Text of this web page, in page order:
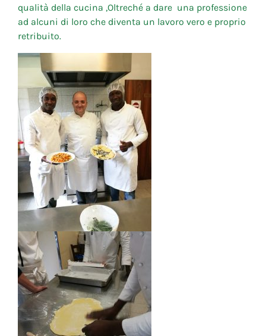
qualità della cucina ,Oltreché a dare una professione
ad alcuni di loro che diventa un lavoro vero e proprio
retribuito.